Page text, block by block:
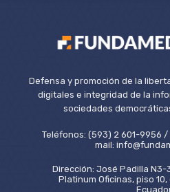
Defensa y promoción de la
digitales e integridad de la
sociedades
Teléfonos: (593) 2 601-9956
mail:
Dirección: José Padilla N3-
Platinum Oficinas, piso